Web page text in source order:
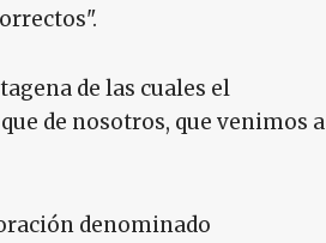
de las cuales el
de nosotros, que venimos a
denominado